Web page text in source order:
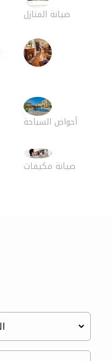
صيانة المنازل
أحواض السباحة
صيانة مكيفات